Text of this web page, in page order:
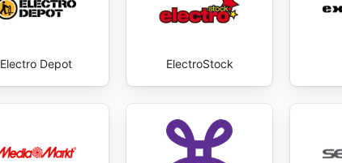
Electro Depot ElectroStock